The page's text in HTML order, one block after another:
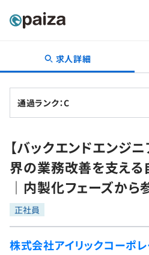
転職・キャリア
転職成功ガイド
転職エージェント
インタビュー
転職成功ガイド
新卒就活
求人検索
本選考
インターン
新卒エージェント
学習
問題集
4択課題
プログラミング言語
ゲーム・マンガ
求人詳細
通過ランク：C
【バックエンドエンジ
界の業務改善を支える
｜内製化フェーズか
正社員
株式会社アイリックコーポ